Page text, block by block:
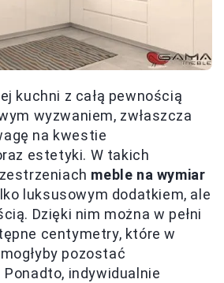
kuchni z całą pewnością
wyzwaniem, zwłaszcza
na kwestie
estetyki. W takich
meble na wymiar
luksusowym dodatkiem, ale
Dzięki nim można w pełni
centymetry, które w
pozostać
indywidualnie